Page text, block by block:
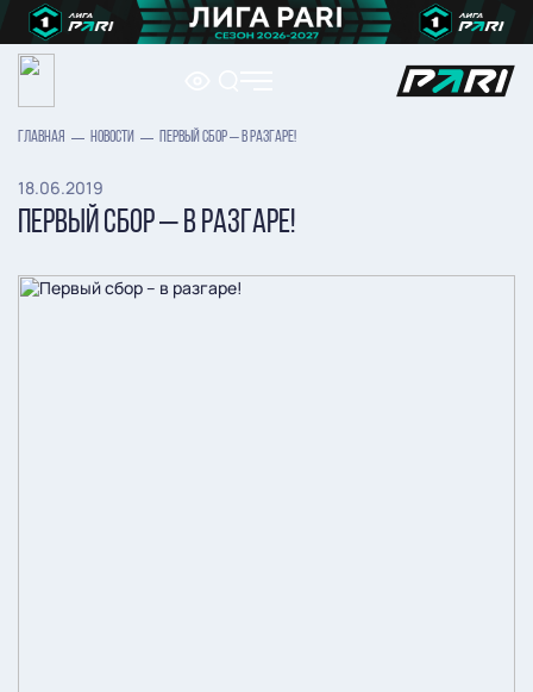
ГЛАВНАЯ НОВОСТИ ПЕРВЫЙ СБОР – В РАЗГАРЕ!
18.06.2019
ПЕРВЫЙ СБОР – В РАЗГАРЕ!